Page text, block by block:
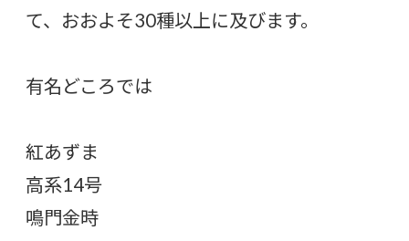
て、おおよそ30種以上に及びます。
有名どころでは
紅あずま
高系14号
鳴門金時